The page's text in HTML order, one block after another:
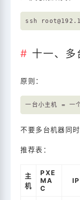
ssh
十一、多
原则：
不要多台机器同
推荐表：
主
机
PXE
MA
C
IP